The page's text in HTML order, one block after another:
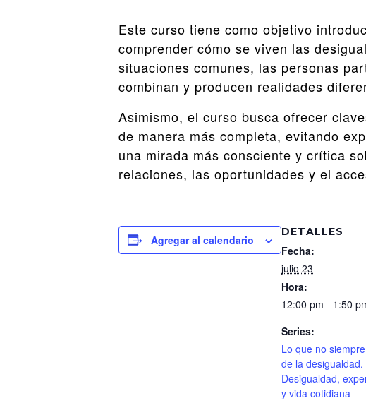
Este curso tiene como objetivo
comprender cómo se viven las
situaciones comunes, las personas
combinan y producen realidades
Asimismo, el curso busca ofrecer
de manera más completa, evitando
una mirada más consciente y crítica
relaciones, las oportunidades y el
Agregar al calendario
DETALLES
Fecha:
julio 23
Hora:
12:00 pm - 1:50
Series:
Lo que no
de la desigualdad.
Desigualdad,
y vida cotidiana